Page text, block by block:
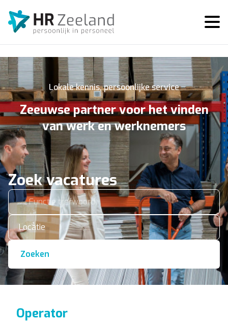
Lokale kennis, persoonlijke service
Zeeuwse partner voor het vinden
van werk en werknemers
Zoek vacatures
Locatie
Zoeken
Operator